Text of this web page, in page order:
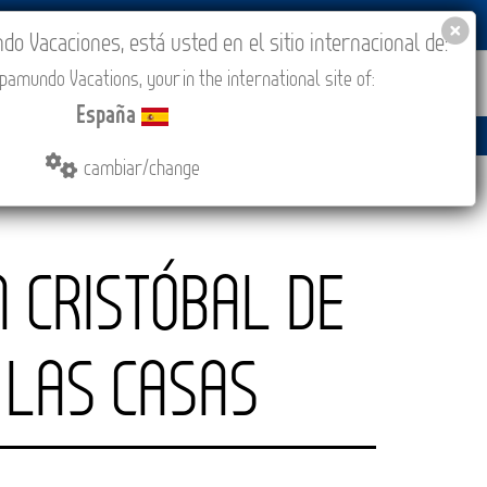
COMPRAR CONTACTO MÁS
Madrid).
CRISTÓBAL DE
LAS CASAS
Vacaciones, está usted en el sitio internacional de:
Vacations, your in the international site of:
España
cambiar/change